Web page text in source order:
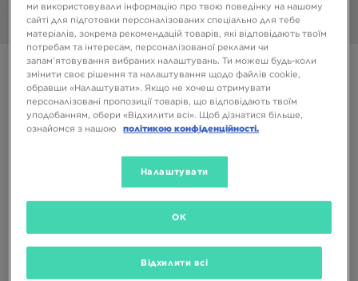
ADIDAS HANDBALL SPEZIAL W
3599 ГРН
5599 ГРН -36% (Початкова ціна)
ми використовували інформацію про твою поведінку на нашому
сайті для підготовки персоналізованих спеціально для тебе
матеріалів, зокрема рекомендацій товарів, які відповідають твоїм
потребам та інтересам, персоналізованої реклами чи
запам’ятовування вибраних налаштувань. Ти можеш будь-коли
змінити своє рішення та налаштування щодо файлів cookie,
обравши «Налаштувати». Якщо не хочеш отримувати
персоналізовані пропозиції товарів, що відповідають твоїм
уподобанням, обери «Відхилити всі». Щоб дізнатися більше,
ознайомся з нашою
політикою конфіденційності.
Налаштувати
Відхилити всі
OK